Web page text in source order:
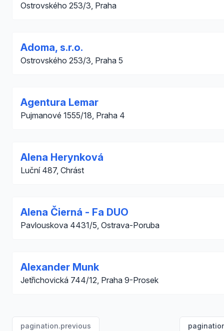
Ostrovského 253/3, Praha
Adoma, s.r.o.
Ostrovského 253/3, Praha 5
Agentura Lemar
Pujmanové 1555/18, Praha 4
Alena Herynková
Luční 487, Chrást
Alena Čierná - Fa DUO
Pavlouskova 4431/5, Ostrava-Poruba
Alexander Munk
Jetřichovická 744/12, Praha 9-Prosek
pagination.previous